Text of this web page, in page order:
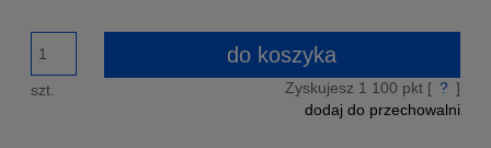
Ci różnicę w cenie!
szt.
do koszyka
Zyskujesz 1 100 pkt [ ? ]
dodaj do przechowalni